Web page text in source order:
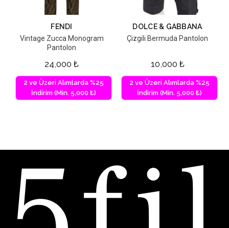
FENDI
Vintage Zucca Monogram
Pantolon
24,000 ₺
2 ve Üzeri Alımlarda %25
İndirim (Min. 5,000 ₺)
DOLCE & GABBANA
Çizgili Bermuda Pantolon
10,000 ₺
2 ve Üzeri Alımlarda %25
İndirim (Min. 5,000 ₺)